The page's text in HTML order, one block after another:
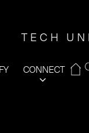
TECH
CONNECT
⌂